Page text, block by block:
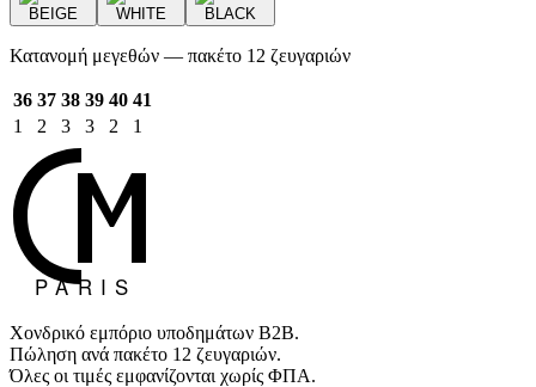
BEIGE WHITE BLACK
Κατανομή μεγεθών — πακέτο 12 ζευγαριών
36 37 38 39 40 41
1
2 3 3 2 1
Χονδρικό εμπόριο υποδημάτων B2B.
Πώληση ανά πακέτο 12 ζευγαριών.
Όλες οι τιμές εμφανίζονται χωρίς ΦΠΑ.